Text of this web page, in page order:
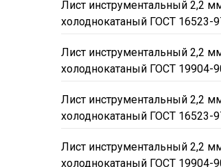
Р9М4К8 Горячекатаный
Лист инструментальный 2,2
холоднокатаный ГОСТ 16523-
Лист инструментальный 2,2
холоднокатаный ГОСТ 19904-
Лист инструментальный 2,2
холоднокатаный ГОСТ 16523-
Лист инструментальный 2,2
холоднокатаный ГОСТ 19904-